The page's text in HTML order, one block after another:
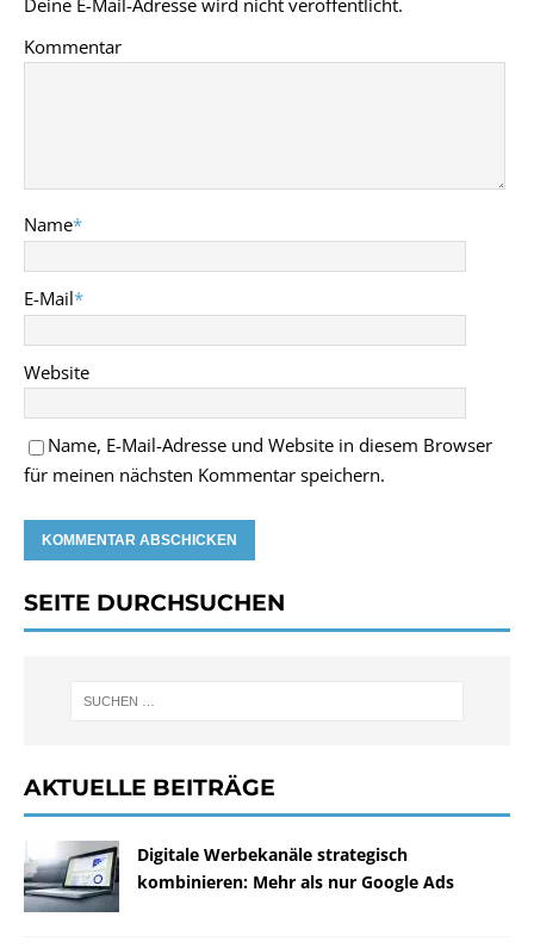
Kommentar
Name*
E-Mail*
Website
Name, E-Mail-Adresse und Website in diesem Browser
für meinen nächsten Kommentar speichern.
SEITE DURCHSUCHEN
AKTUELLE BEITRÄGE
Digitale Werbekanäle strategisch
kombinieren: Mehr als nur Google Ads